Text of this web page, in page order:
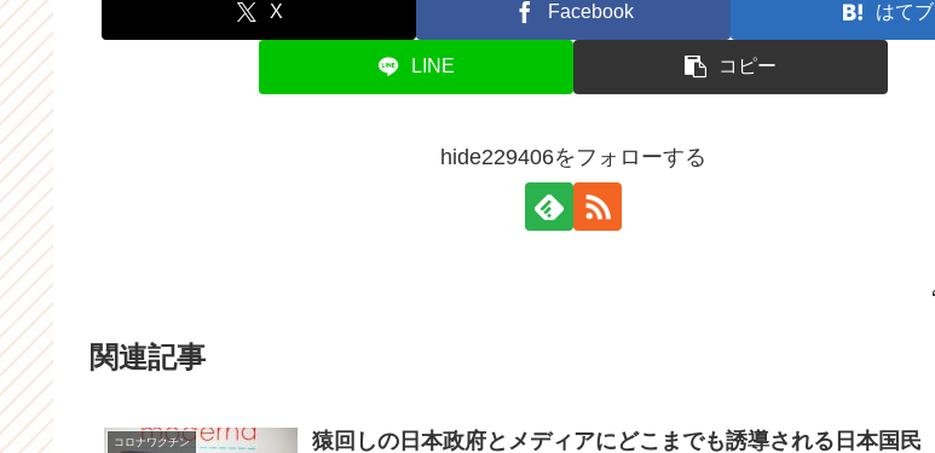
X Facebook はてブ
LINE コピー
hide229406をフォローする
関連記事
コロナワクチン 猿回しの日本政府とメディアにどこまでも誘導される日本国民￼